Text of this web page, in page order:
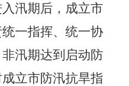
汛期后，成立市
一指挥、统一协
汛期达到启动防
立市防汛抗旱指